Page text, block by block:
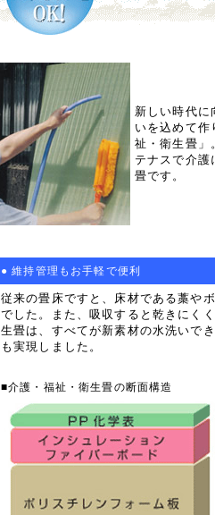
新しい時代に
いを込めて作
祉・衛生畳」
テナスで介護
畳です。
● 維持管理もお手軽で便利
従来の畳床ですと、床材である藁や
でした。また、吸収すると乾きにく
生畳は、すべてが新素材の水洗いで
も実現しました。
■介護・福祉・衛生畳の断面構造